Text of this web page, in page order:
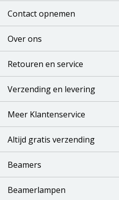
Contact opnemen
Over ons
Retouren en service
Verzending en levering
Meer Klantenservice
Altijd gratis verzending
Beamers
Beamerlampen